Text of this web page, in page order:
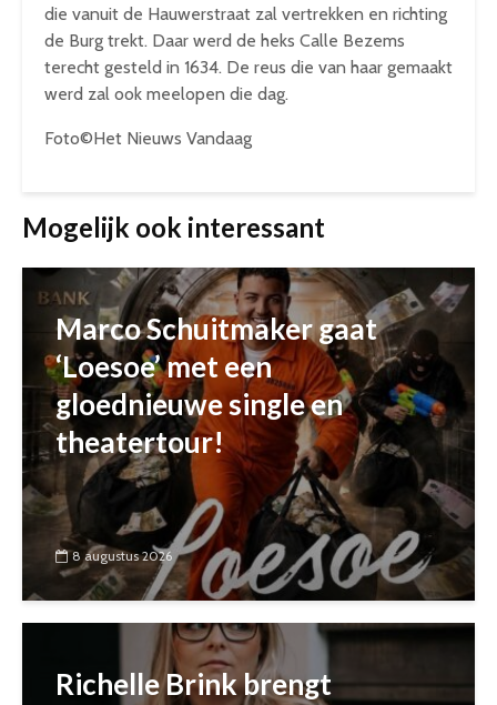
die vanuit de Hauwerstraat zal vertrekken en richting
de Burg trekt. Daar werd de heks Calle Bezems
terecht gesteld in 1634. De reus die van haar gemaakt
werd zal ook meelopen die dag.
Foto©Het Nieuws Vandaag
Mogelijk ook interessant
Marco Schuitmaker gaat
‘Loesoe’ met een
gloednieuwe single en
theatertour!
8 augustus 2026
Richelle Brink brengt